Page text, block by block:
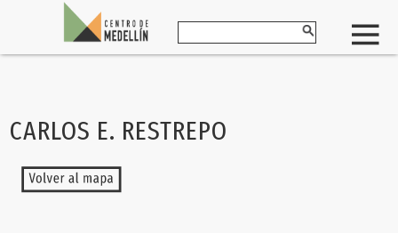
CARLOS E. RESTREPO